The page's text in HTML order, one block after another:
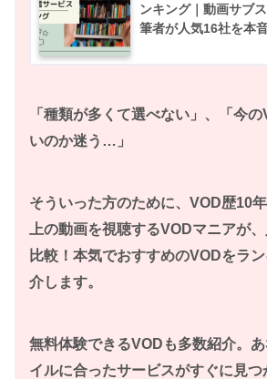
ンキング｜動画サブ
筆者が人気16社を本
「種類が多くて選べない」、「今
いのか迷う…」
そういった方のために、VOD歴10
上の動画を視聴するVODマニアが
比較！本気でおすすめのVODをラ
介します。
無料体験できるVODも多数紹介。
イルに合ったサービスがすぐに見つ